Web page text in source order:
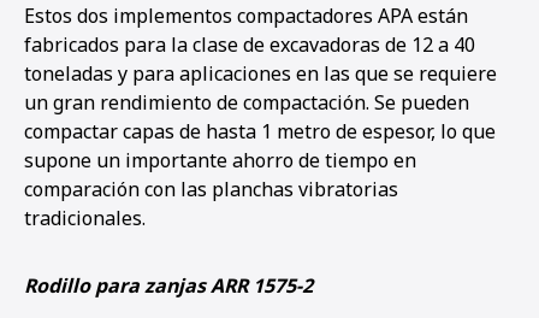
Estos dos implementos compactadores APA están
fabricados para la clase de excavadoras de 12 a 40
toneladas y para aplicaciones en las que se requiere
un gran rendimiento de compactación. Se pueden
compactar capas de hasta 1 metro de espesor, lo que
supone un importante ahorro de tiempo en
comparación con las planchas vibratorias
tradicionales.
Rodillo para zanjas ARR 1575-2